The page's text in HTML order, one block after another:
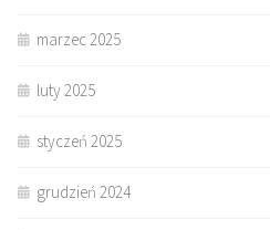
marzec 2025
luty 2025
styczeń 2025
grudzień 2024